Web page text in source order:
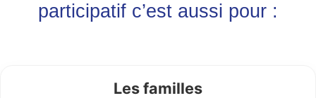
participatif c’est aussi pour :
Les familles